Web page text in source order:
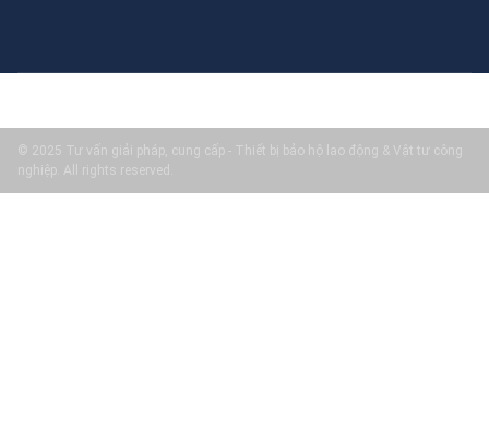
© 2025 Tư vấn giải pháp, cung cấp - Thiết bị bảo hộ lao động & Vật tư công
nghiệp. All rights reserved.